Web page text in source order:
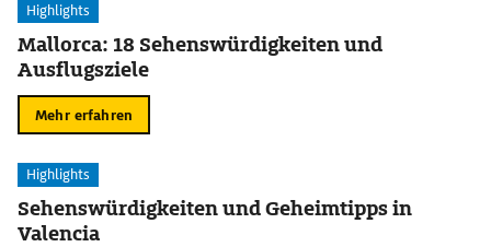
Highlights
Mallorca: 18 Sehenswürdigkeiten und
Ausflugsziele
Mehr erfahren
Highlights
Sehenswürdigkeiten und Geheimtipps in
Valencia